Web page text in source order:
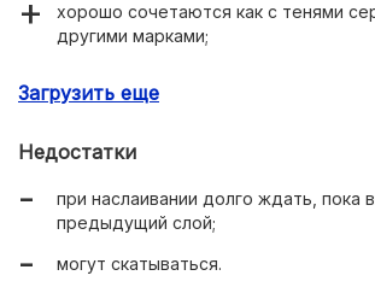
хорошо сочетаются как с тенями
другими марками;
не пересушивают кожу;
уходовые компоненты в составе;
Загрузить еще
Недостатки
при наслаивании долго ждать, пока
предыдущий слой;
могут скатываться.